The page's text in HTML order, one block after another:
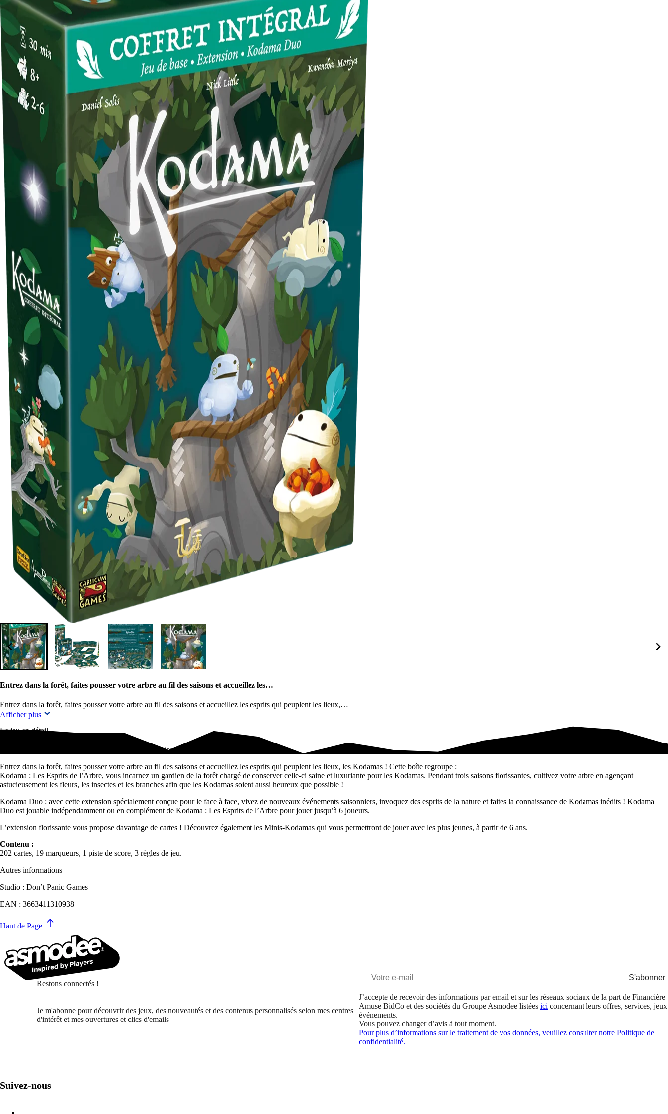
Entrez dans la forêt, faites pousser votre arbre au fil des saisons et accueillez les…
Entrez dans la forêt, faites pousser votre arbre au fil des saisons et accueillez les esprits qui peuplent les lieux,…
Afficher plus
Le jeu en détail
Entrez dans la forêt, faites pousser votre arbre au fil des saisons et accueillez les…
Entrez dans la forêt, faites pousser votre arbre au fil des saisons et accueillez les esprits qui peuplent les lieux, les Kodamas ! Cette boîte regroupe :
Kodama : Les Esprits de l’Arbre, vous incarnez un gardien de la forêt chargé de conserver celle-ci saine et luxuriante pour les Kodamas. Pendant trois saisons florissantes, cultivez votre arbre en agençant
astucieusement les fleurs, les insectes et les branches afin que les Kodamas soient aussi heureux que possible !
Kodama Duo : avec cette extension spécialement conçue pour le face à face, vivez de nouveaux événements saisonniers, invoquez des esprits de la nature et faites la connaissance de Kodamas inédits ! Kodama
Duo est jouable indépendamment ou en complément de Kodama : Les Esprits de l’Arbre pour jouer jusqu’à 6 joueurs.
L’extension florissante vous propose davantage de cartes ! Découvrez également les Minis-Kodamas qui vous permettront de jouer avec les plus jeunes, à partir de 6 ans.
Contenu :
202 cartes, 19 marqueurs, 1 piste de score, 3 règles de jeu.
Autres informations
Studio : Don’t Panic Games
EAN : 3663411310938
Haut de Page
Restons connectés !
Je m'abonne pour découvrir des jeux, des nouveautés et des contenus personnalisés selon mes centres
d'intérêt et mes ouvertures et clics d'emails
S'abonner
J’accepte de recevoir des informations par email et sur les réseaux sociaux de la part de Financière
Amuse BidCo et des sociétés du Groupe Asmodee listées ici concernant leurs offres, services,
événements.
Vous pouvez changer d’avis à tout moment.
Pour plus d’informations sur le traitement de vos données, veuillez consulter notre Politique de
confidentialité.
Suivez-nous